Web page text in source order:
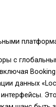
с
данных